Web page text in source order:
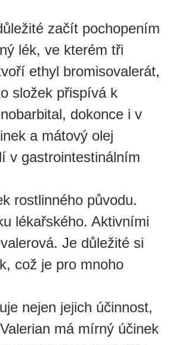
začít pochopením
lék, ve kterém tři
ethyl bromisovalerát,
složek přispívá k
dokonce i v
a mátový olej
v gastrointestinálním
rostlinného původu.
lékařského. Aktivními
Je důležité si
což je pro mnoho
nejen jejich účinnost,
má mírný účinek